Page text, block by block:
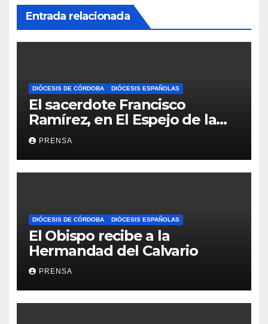
Entrada relacionada
DIÓCESIS DE CÓRDOBA DIÓCESIS ESPAÑOLAS
El sacerdote Francisco
Ramírez, en El Espejo de la
Iglesia
PRENSA
DIÓCESIS DE CÓRDOBA DIÓCESIS ESPAÑOLAS
El Obispo recibe a la
Hermandad del Calvario
PRENSA